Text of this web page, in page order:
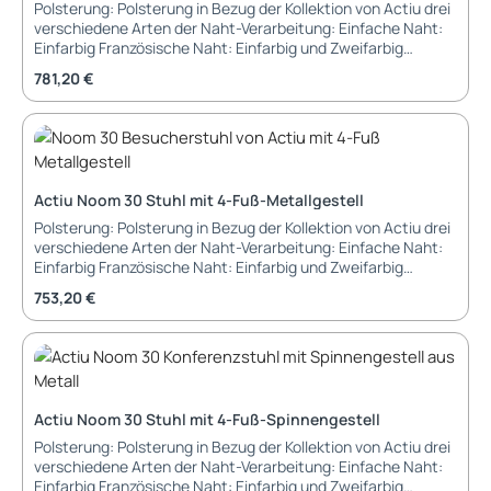
88 cm Sitzbreite: 43 cm Sitztiefe: 46 cm Sitzhöhe: 44 cm
Armlehnenhöhe: 68 cm Garantie: 5 Jahre Garantie Lieferung
und Montage: montiert im Karton
Polsterung: Polsterung in Bezug der Kollektion von Actiu drei
verschiedene Arten der Naht-Verarbeitung: Einfache Naht:
Einfarbig Französische Naht: Einfarbig und Zweifarbig
Sitzschale: Innen-Gestell aus Metall/Stahl mit PUR-Schaum
gespritzt Sitzschale: PUR-Schaum 90 kg/m3 Dichte Gestell:
4-Fuß-Gestell aus Holzgestell Buche natur oder schwarz
lackiert Abmessungen: Breite: 58,5 cm Tiefe: 61,6 cm Höhe:
83,3 cm Sitzbreite: 58,5 cm Sitztiefe: 61,6 cm Sitzhöhe: 47,6
Kartonage, vormontiert, Sitzschale und Gestell müssen
noch verbunden werden.
Regulärer Preis:
781,20 €
Actiu Noom 30 Stuhl mit 4-Fuß-Metallgestell
Polsterung: Polsterung in Bezug der Kollektion von Actiu drei
verschiedene Arten der Naht-Verarbeitung: Einfache Naht:
Einfarbig Französische Naht: Einfarbig und Zweifarbig
Sitzschale: Innen-Gestell aus Metall/Stahl mit PUR-Schaum
gespritzt Sitzschale: PUR-Schaum 90 kg/m3 Dichte Gestell:
4-Fuß-Gestell aus Metall pulverbeschichtet Abmessungen:
Breite: 58,5 cm Tiefe: 61,6 cm Höhe: 83,3 cm Sitzbreite: 58,5
cm Sitztiefe: 61,6 cm Sitzhöhe: 47,6 cm Garantie: 3 Jahre
Regulärer Preis:
753,20 €
Actiu Noom 30 Stuhl mit 4-Fuß-Spinnengestell
Polsterung: Polsterung in Bezug der Kollektion von Actiu drei
verschiedene Arten der Naht-Verarbeitung: Einfache Naht:
Einfarbig Französische Naht: Einfarbig und Zweifarbig